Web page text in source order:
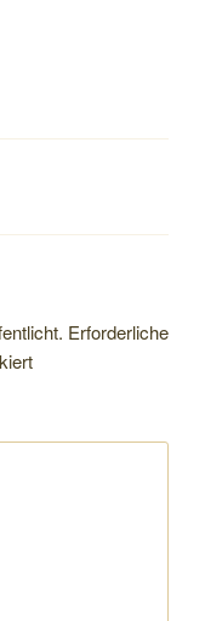
Erforderliche